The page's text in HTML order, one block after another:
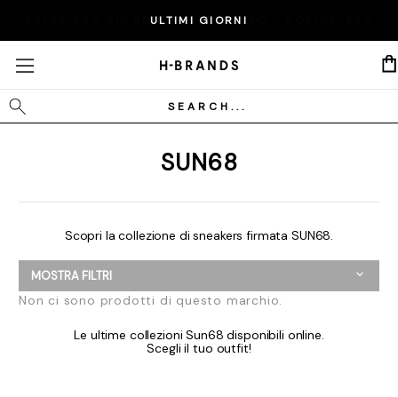
EXTRA 20% SUI PRODOTTI IN SALDO - CODICE:
ULTIMI GIORNI
Cerca
SUN68
Scopri la collezione di sneakers firmata SUN68.
MOSTRA FILTRI
Non ci sono prodotti di questo marchio.
Le ultime collezioni Sun68 disponibili online.
Scegli il tuo outfit!